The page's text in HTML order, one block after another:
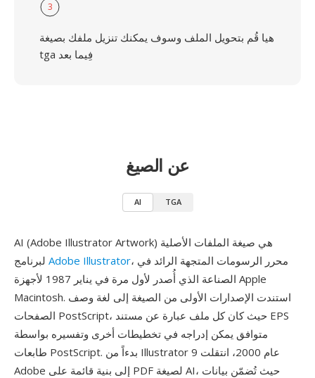
3
هيا قُم بتحويل الملف وسوف يمكنك تنزيل ملفك بصيغة
tga فِيما بعد
عن الصيغ
AI TGA
AI (Adobe Illustrator Artwork) هي صيغة الملفات الأصلية
Adobe Illustrator، محرر الرسومات المتجهة الرائد في
الصناعة الذي أُصدر لأول مرة في يناير 1987 لأجهزة Apple
Macintosh. استندت الإصدارات الأولى من الصيغة إلى لغة وصف
الصفحات PostScript، حيث كان كل ملف عبارة عن مستند EPS
متوافق يمكن إدراجه في تخطيطات أخرى وتفسيره بواسطة
طابعات PostScript. بدءاً من Illustrator 9 عام 2000، انتقلت
Adobe إلى بنية قائمة على PDF لصيغة AI، حيث تُضمّن بيانات